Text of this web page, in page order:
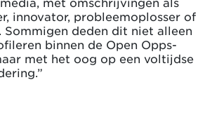
innovator, probleemoplosser of
Sommigen deden dit niet alleen
binnen de Open Opps-
met het oog op een voltijdse